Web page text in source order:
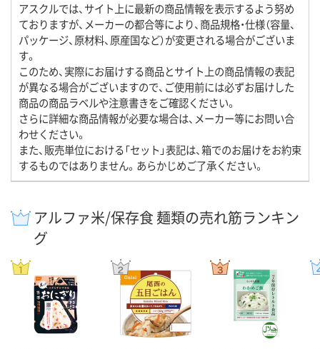
アスクルでは、サイト上に最新の商品情報を表示するよう努め
ておりますが、メーカーの都合等により、商品規格・仕様（容量、
パッケージ、原材料、原産国など）が変更される場合がございま
す。
このため、実際にお届けする商品とサイト上の商品情報の表記
が異なる場合がございますので、ご使用前には必ずお届けした
商品の商品ラベルや注意書きをご確認ください。
さらに詳細な商品情報が必要な場合は、メーカー等にお問い合
わせください。
また、販売単位における「セット」表記は、箱でのお届けをお約束
するものではありません。あらかじめご了承ください。
アルファ米/保存食 麺類の売れ筋ランキン
グ